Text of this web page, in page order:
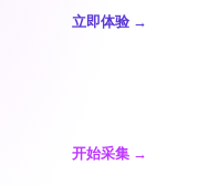
立即体验 →
开始采集 →